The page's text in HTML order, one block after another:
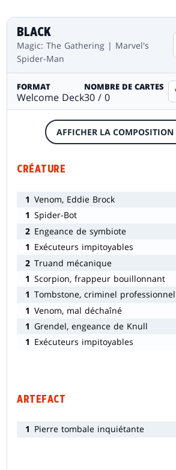
BLACK
Magic: The Gathering | Marvel's
Spider-Man
FORMAT
Welcome Deck
NOMBRE DE CARTES
30 / 0
AFFICHER LA COMPOSITION
CRÉATURE
1 Venom, Eddie Brock
1 Spider-Bot
2 Engeance de symbiote
1 Exécuteurs impitoyables
2 Truand mécanique
1 Scorpion, frappeur bouillonnant
1 Tombstone, criminel professionnel
1 Venom, mal déchaîné
1 Grendel, engeance de Knull
1 Exécuteurs impitoyables
ARTEFACT
1 Pierre tombale inquiétante